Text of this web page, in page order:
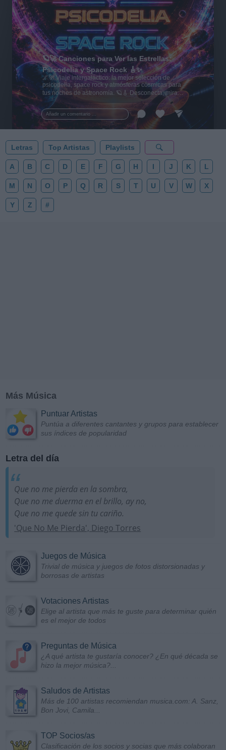
Añadir un comentario ...
🪐🚀 Canciones para Ver las Estrellas:
Psicodelia y Space Rock 🎸✨
🌌🚀 Viaje intergaláctico: la mejor selección de
psicodelia, space rock y atmósferas cósmicas para
tus noches de astronomía. 🪐🎸 Desconecta, mira
al firmamento y siente la gravedad cero. 💾 ¡Guarda
esta colección para tu próxima noche estrellada!
✨⭐
Letras Top Artistas Playlists
A B C D E F G H I J K L
M N O P Q R S T U V W X
Y Z #
Más Música
Puntuar Artistas
Puntúa a diferentes cantantes y grupos para establecer
sus índices de popularidad
Letra del día
Que no me pierda en la sombra,
Que no me duerma en el brillo, ay no,
Que no me quede sin tu cariño.
'Que No Me Pierda', Diego Torres
Juegos de Música
Trivial de música y juegos de fotos distorsionadas y
borrosas de artistas
Votaciones Artistas
Elige al artista que más te guste para determinar quién
es el mejor de todos
Preguntas de Música
¿A qué artista te gustaría conocer? ¿En qué década se
hizo la mejor música?...
Saludos de Artistas
Más de 100 artistas recomiendan musica.com: A. Sanz,
Bon Jovi, Camila...
TOP Socios/as
Clasificación de los socios y socias que más colaboran